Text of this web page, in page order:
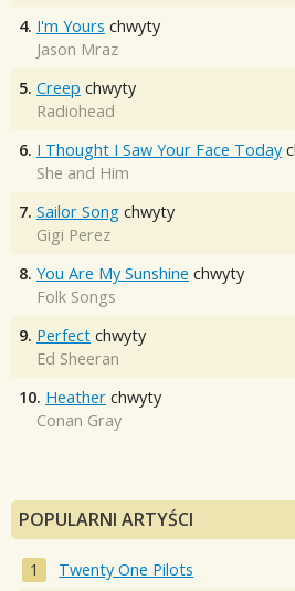
4. I'm Yours chwyty
Jason Mraz
5. Creep chwyty
Radiohead
6. I Thought I Saw Your Face Today
She and Him
7. Sailor Song chwyty
Gigi Perez
8. You Are My Sunshine chwyty
Folk Songs
9. Perfect chwyty
Ed Sheeran
10. Heather chwyty
Conan Gray
POPULARNI ARTYŚCI
Twenty One Pilots